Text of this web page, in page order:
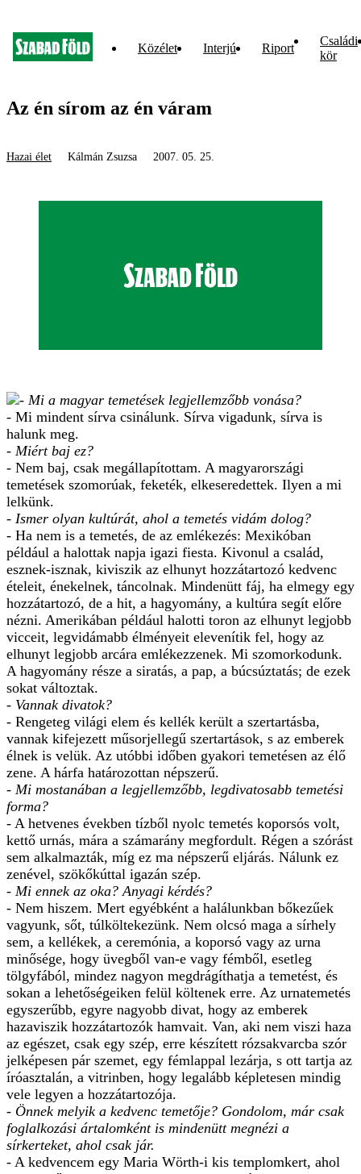
Közélet Interjú Riport
Családi
kör
Az én sírom az én váram
Hazai élet Kálmán Zsuzsa 2007. 05. 25.
- Mi a magyar temetések legjellemzőbb vonása?
- Mi mindent sírva csinálunk. Sírva vigadunk, sírva is
halunk meg.
- Miért baj ez?
- Nem baj, csak megállapítottam. A magyarországi
temetések szomorúak, feketék, elkeseredettek. Ilyen a mi
lelkünk.
- Ismer olyan kultúrát, ahol a temetés vidám dolog?
- Ha nem is a temetés, de az emlékezés: Mexikóban
például a halottak napja igazi fiesta. Kivonul a család,
esznek-isznak, kiviszik az elhunyt hozzátartozó kedvenc
ételeit, énekelnek, táncolnak. Mindenütt fáj, ha elmegy egy
hozzátartozó, de a hit, a hagyomány, a kultúra segít előre
nézni. Amerikában például halotti toron az elhunyt legjobb
vicceit, legvidámabb élményeit elevenítik fel, hogy az
elhunyt legjobb arcára emlékezzenek. Mi szomorkodunk.
A hagyomány része a siratás, a pap, a búcsúztatás; de ezek
sokat változtak.
- Vannak divatok?
- Rengeteg világi elem és kellék került a szertartásba,
vannak kifejezett műsorjellegű szertartások, s az emberek
élnek is velük. Az utóbbi időben gyakori temetésen az élő
zene. A hárfa határozottan népszerű.
- Mi mostanában a legjellemzőbb, legdivatosabb temetési
forma?
- A hetvenes években tízből nyolc temetés koporsós volt,
kettő urnás, mára a számarány megfordult. Régen a szórást
sem alkalmazták, míg ez ma népszerű eljárás. Nálunk ez
zenével, szökőkúttal igazán szép.
- Mi ennek az oka? Anyagi kérdés?
- Nem hiszem. Mert egyébként a halálunkban bőkezűek
vagyunk, sőt, túlköltekezünk. Nem olcsó maga a sírhely
sem, a kellékek, a ceremónia, a koporsó vagy az urna
minősége, hogy üvegből van-e vagy fémből, esetleg
tölgyfából, mindez nagyon megdrágíthatja a temetést, és
sokan a lehetőségeiken felül költenek erre. Az urnatemetés
egyszerűbb, egyre nagyobb divat, hogy az emberek
hazaviszik hozzátartozók hamvait. Van, aki nem viszi haza
az egészet, csak egy szép, erre készített rózsakvarcba szór
jelképesen pár szemet, egy fémlappal lezárja, s ott tartja az
íróasztalán, a vitrinben, hogy legalább képletesen mindig
vele legyen a hozzátartozója.
- Önnek melyik a kedvenc temetője? Gondolom, már csak
foglalkozási ártalomként is mindenütt megnézi a
sírkerteket, ahol csak jár.
- A kedvencem egy Maria Wörth-i kis templomkert, ahol